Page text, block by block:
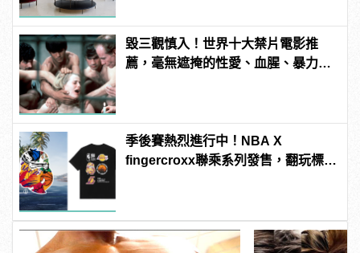
毀三觀慎入！世界十大禁片電影推
薦，毫無遮掩的性愛、血腥、暴力、
季後賽熱烈進行中！NBA X
fingercroxx聯乘系列發售，翻玩標誌